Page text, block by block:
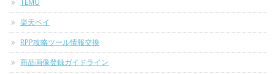
楽天ペイ
RPP攻略ツール情報交換
商品画像登録ガイドライン